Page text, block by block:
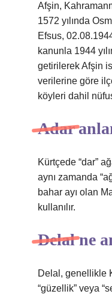
Afşin,
1572 yılında
Efsus,
kanunla 1944
getirilerek Afşin
verilerine göre
köyleri dahil
Adar
Kürtçede “dar”
aynı zamanda
bahar ayı olan
kullanılır.
Delal ne
Delal, genellikle
“güzellik” veya